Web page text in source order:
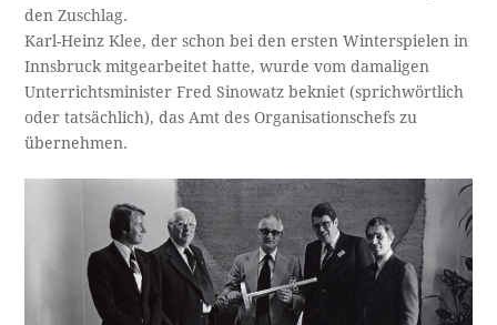
den Zuschlag.
Karl-Heinz Klee, der schon bei den ersten Winterspielen in
Innsbruck mitgearbeitet hatte, wurde vom damaligen
Unterrichtsminister Fred Sinowatz bekniet (sprichwörtlich
oder tatsächlich), das Amt des Organisationschefs zu
übernehmen.